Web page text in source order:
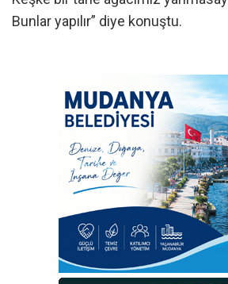
Bunlar yapılır” diye konuştu.